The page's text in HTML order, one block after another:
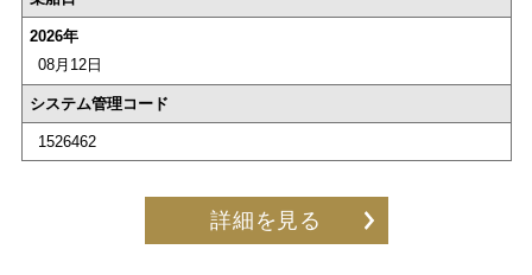
2026年
08月12日
システム管理コード
1526462
詳細を見る